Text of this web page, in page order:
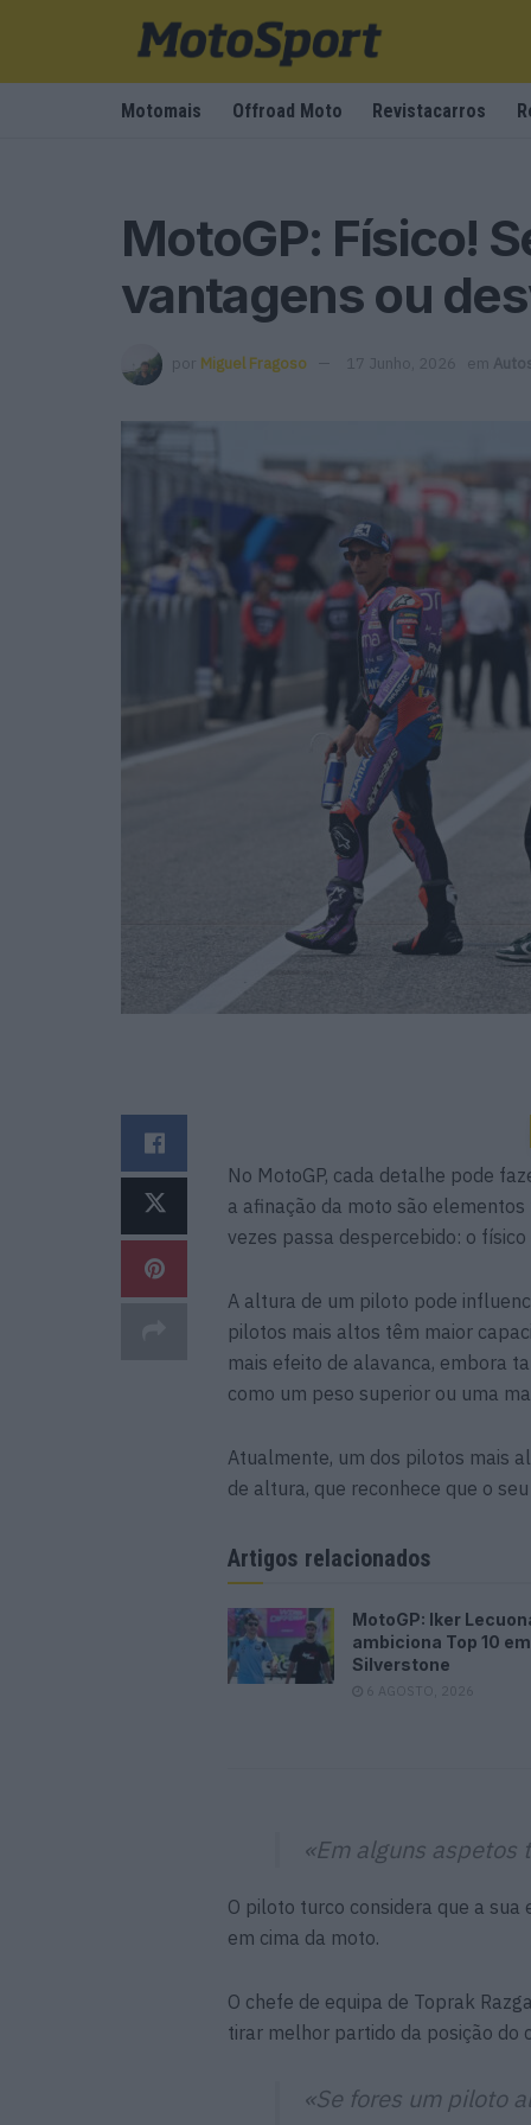
Motomais Offroad Moto Revistacarros
MotoGP: Físico!
vantagens ou
por Miguel Fragoso 17 Junho, 2026 em
No MotoGP, cada detalhe pode
a afinação da moto são
vezes passa despercebido: o
A altura de um piloto pode
pilotos mais altos têm maior
mais efeito de alavanca, embora
como um peso superior ou uma
Atualmente, um dos pilotos mais
de altura, que reconhece que o
Artigos relacionados
MotoGP: Iker
ambiciona Top 10 em
Silverstone
6 AGOSTO, 2026
«Em alguns aspetos
O piloto turco considera que a
em cima da moto.
O chefe de equipa de Toprak
tirar melhor partido da posição
«Se fores um piloto